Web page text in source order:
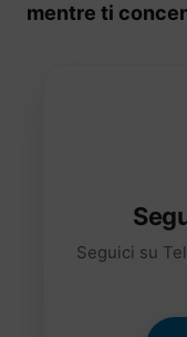
mentre ti
Seguici su